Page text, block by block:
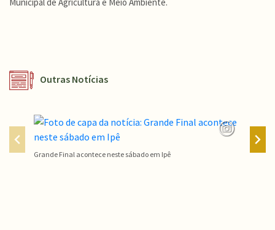
Outras Notícias
Grande Final acontece neste sábado em Ipê